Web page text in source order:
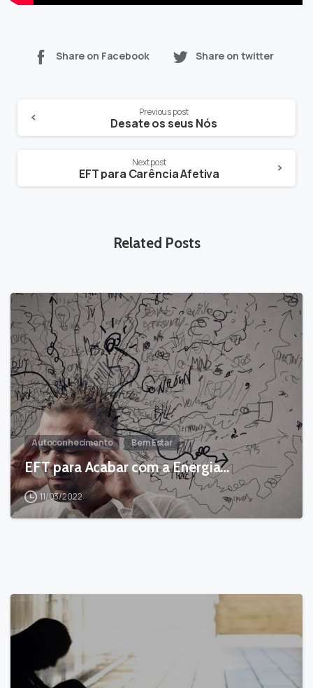
Share on Facebook Share on twitter
Previous post
Desate os seus Nós
Next post
EFT para Carência Afetiva
Related Posts
-
Autoconhecimento Bem Estar
EFT para Acabar com a Energia…
11/03/2022